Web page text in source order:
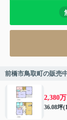
前橋市鳥取町の販売
2,380
36.08坪